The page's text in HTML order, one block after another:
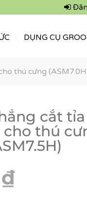
DỤNG CỤ
thú cưng
cắt
thú
₫